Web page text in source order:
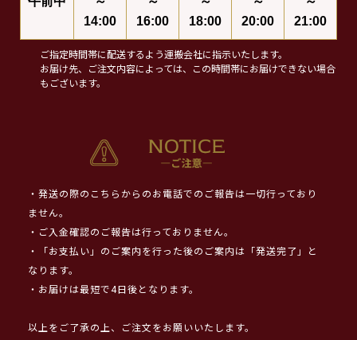
14:00
16:00
18:00
20:00
21:00
ご指定時間帯に配送するよう運搬会社に指示いたします。
お届け先、ご注文内容によっては、この時間帯にお届けできない場合
もございます。
・発送の際のこちらからのお電話でのご報告は一切行っており
ません。
・ご入金確認のご報告は行っておりません。
・「お支払い」のご案内を行った後のご案内は「発送完了」と
なります。
・お届けは最短で4日後となります。
以上をご了承の上、ご注文をお願いいたします。